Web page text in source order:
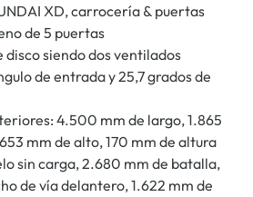
XD, carrocería & puertas
de 5 puertas
disco siendo dos ventilados
de entrada y 25,7 grados de
4.500 mm de largo, 1.865
mm de alto, 170 mm de altura
sin carga, 2.680 mm de batalla,
de vía delantero, 1.622 mm de